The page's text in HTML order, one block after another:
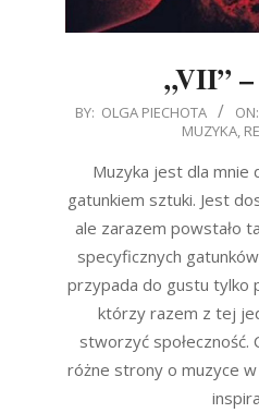
„VII”
2018-
BY: OLGA PIECHOTA ON:
MUZYKA,
Muzyka jest dla mnie
gatunkiem sztuki. Jest
ale zarazem powstało
specyficznych
przypada do gustu tylko
którzy razem z tej
stworzyć społeczność.
różne strony o muzyce